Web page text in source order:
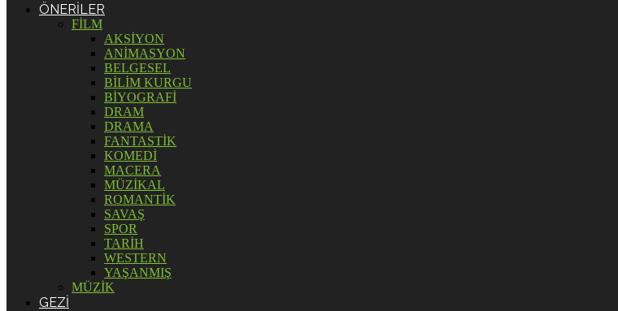
ÖNERİLER
FİLM
AKSİYON
ANİMASYON
BELGESEL
BİLİM KURGU
BİYOGRAFİ
DRAM
DRAMA
FANTASTİK
KOMEDİ
MACERA
MÜZİKAL
ROMANTİK
SAVAŞ
SPOR
TARİH
WESTERN
YAŞANMIŞ
MÜZİK
GEZİ